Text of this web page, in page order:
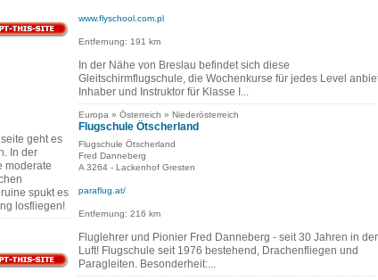
geht es
In der
moderate
spukt es
losfliegen!
www.flyschool.com.pl
Entfernung: 191 km
In der Nähe von Breslau befindet sich diese
Gleitschirmflugschule, die Wochenkurse für jedes Level
Inhaber und Instruktor für Klasse I...
Europa » Österreich » Niederösterreich
Flugschule Ötscherland
Flugschule Ötscherland
Fred Danneberg
A 3264 - Lackenhof Gresten
paraflug.at/
Entfernung: 216 km
Fluglehrer und Pionier Fred Danneberg - seit 30 Jahren in der
Luft! Flugschule seit 1976 bestehend, Drachenfliegen und
Paragleiten. Besonderheit:...